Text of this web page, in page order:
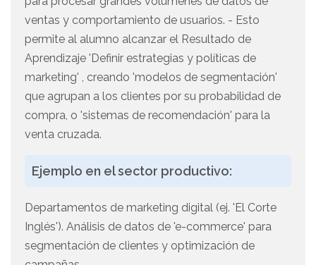
ventas y comportamiento de usuarios. - Esto
permite al alumno alcanzar el Resultado de
Aprendizaje 'Definir estrategias y políticas de
marketing' , creando 'modelos de segmentación'
que agrupan a los clientes por su probabilidad de
compra, o 'sistemas de recomendación' para la
venta cruzada.
Ejemplo en el sector productivo:
Departamentos de marketing digital (ej. 'El Corte
Inglés'). Análisis de datos de 'e-commerce' para
segmentación de clientes y optimización de